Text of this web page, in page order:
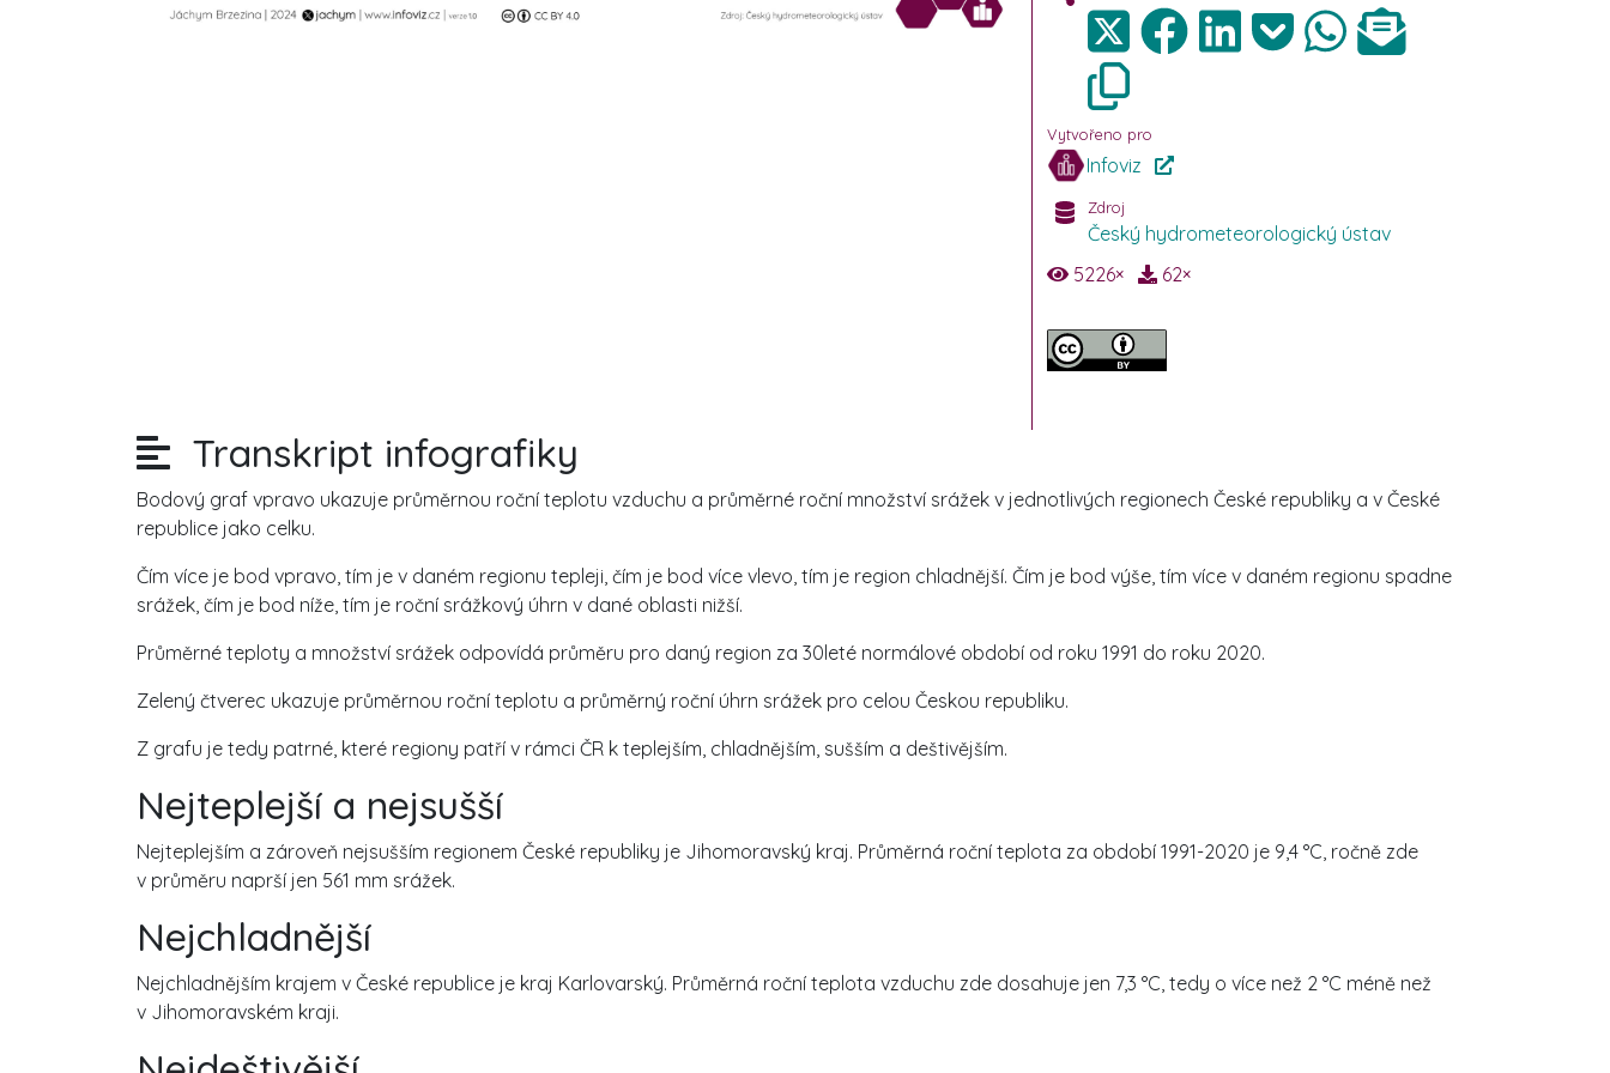
Vytvořeno pro
Infoviz
Zdroj
Český hydrometeorologický ústav
5226× 62×
Transkript infografiky
Bodový graf vpravo ukazuje průměrnou roční teplotu vzduchu a průměrné roční množství srážek v jednotlivých regionech České republiky a v České
republice jako celku.
Čím více je bod vpravo, tím je v daném regionu tepleji, čím je bod více vlevo, tím je region chladnější. Čím je bod výše, tím více v daném regionu spadne
srážek, čím je bod níže, tím je roční srážkový úhrn v dané oblasti nižší.
Průměrné teploty a množství srážek odpovídá průměru pro daný region za 30leté normálové období od roku 1991 do roku 2020.
Zelený čtverec ukazuje průměrnou roční teplotu a průměrný roční úhrn srážek pro celou Českou republiku.
Z grafu je tedy patrné, které regiony patří v rámci ČR k teplejším, chladnějším, sušším a deštivějším.
Nejteplejší a nejsušší
Nejteplejším a zároveň nejsušším regionem České republiky je Jihomoravský kraj. Průměrná roční teplota za období 1991-2020 je 9,4 °C, ročně zde
v průměru naprší jen 561 mm srážek.
Nejchladnější
Nejchladnějším krajem v České republice je kraj Karlovarský. Průměrná roční teplota vzduchu zde dosahuje jen 7,3 °C, tedy o více než 2 °C méně než
v Jihomoravském kraji.